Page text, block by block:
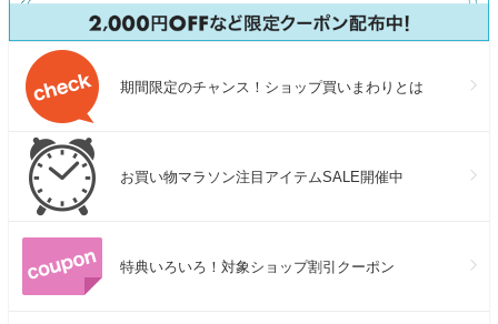
期間限定のチャンス！ショップ買いまわりとは
お買い物マラソン注目アイテムSALE開催中
特典いろいろ！対象ショップ割引クーポン